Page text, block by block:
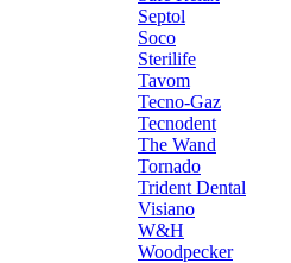
Septol
Soco
Sterilife
Tavom
Tecno-Gaz
Tecnodent
The Wand
Tornado
Trident Dental
Visiano
W&H
Woodpecker